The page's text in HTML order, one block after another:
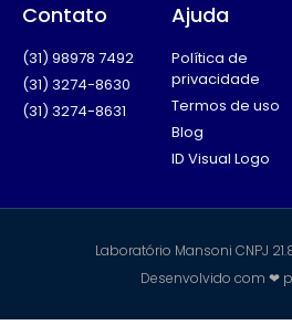
Contato
(31) 98978 7492
(31) 3274-8630
(31) 3274-8631
Ajuda
Política de
privacidade
Termos de uso
Blog
ID Visual Logo
Laboratório Mansoni CNPJ
Desenvolvido com ❤